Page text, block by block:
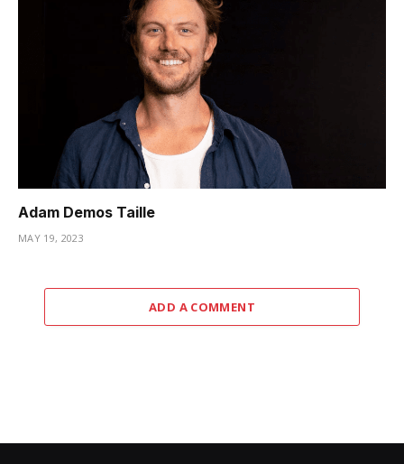
Adam Demos Taille
MAY 19, 2023
ADD A COMMENT